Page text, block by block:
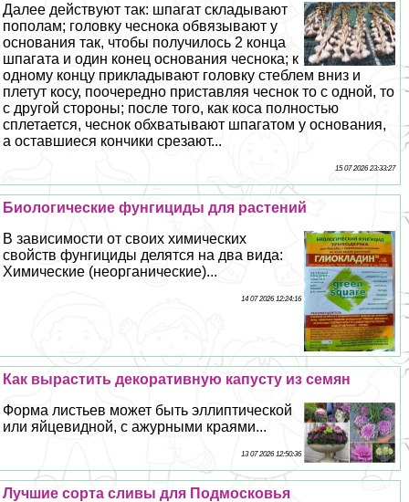
Далее действуют так: шпагат складывают
пополам; головку чеснока обвязывают у
основания так, чтобы получилось 2 конца
шпагата и один конец основания чеснока; к
одному концу прикладывают головку стeблем вниз и
плетут косу, поочередно приставляя чеснок то с одной, то
с другой стороны; после того, как коса полностью
сплетается, чеснок обхватывают шпагатом у основания,
а оставшиеся кончики срезают...
15 07 2026 23:33:27
Биологические фунгициды для растений
В зависимости от своих химических
свойств фунгициды делятся на два вида:
Химические (неорганические)...
14 07 2026 12:24:16
Как вырастить декоративную капусту из семян
Форма листьев может быть эллиптической
или яйцевидной, с ажурными краями...
13 07 2026 12:50:36
Лучшие сорта сливы для Подмосковья